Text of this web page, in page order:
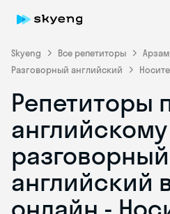
Skyeng Все репетиторы
Разговорный английский
Репетиторы
разговорный
английский
Skyeng Chat